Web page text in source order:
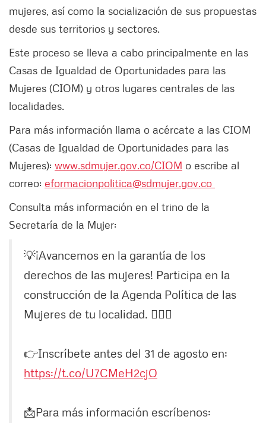
mujeres, así como la socialización de sus propuestas
desde sus territorios y sectores.
Este proceso se lleva a cabo principalmente en las
Casas de Igualdad de Oportunidades para las
Mujeres (CIOM) y otros lugares centrales de las
localidades.
Para más información llama o acércate a las CIOM
(Casas de Igualdad de Oportunidades para las
Mujeres): www.sdmujer.gov.co/CIOM o escribe al
correo: eformacionpolitica@sdmujer.gov.co
Consulta más información en el trino de la
Secretaría de la Mujer:
💡¡Avancemos en la garantía de los
derechos de las mujeres! Participa en la
construcción de la Agenda Política de las
Mujeres de tu localidad. 🙋🏻‍♀️
👉Inscríbete antes del 31 de agosto en:
https://t.co/U7CMeH2cjO
📩Para más información escríbenos: